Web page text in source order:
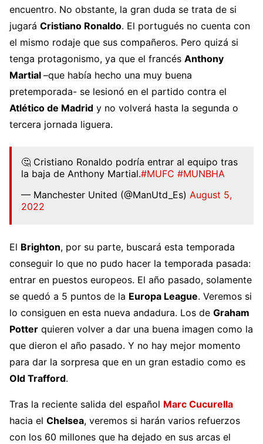
encuentro. No obstante, la gran duda se trata de si
jugará Cristiano Ronaldo. El portugués no cuenta con
el mismo rodaje que sus compañeros. Pero quizá si
tenga protagonismo, ya que el francés Anthony
Martial –que había hecho una muy buena
pretemporada- se lesionó en el partido contra el
Atlético de Madrid y no volverá hasta la segunda o
tercera jornada liguera.
🤔 Cristiano Ronaldo podría entrar al equipo tras
la baja de Anthony Martial.#MUFC #MUNBHA
— Manchester United (@ManUtd_Es) August 5,
2022
El Brighton, por su parte, buscará esta temporada
conseguir lo que no pudo hacer la temporada pasada:
entrar en puestos europeos. El año pasado, solamente
se quedó a 5 puntos de la Europa League. Veremos si
lo consiguen en esta nueva andadura. Los de Graham
Potter quieren volver a dar una buena imagen como la
que dieron el año pasado. Y no hay mejor momento
para dar la sorpresa que en un gran estadio como es
Old Trafford.
Tras la reciente salida del español Marc Cucurella
hacia el Chelsea, veremos si harán varios refuerzos
con los 60 millones que ha dejado en sus arcas el